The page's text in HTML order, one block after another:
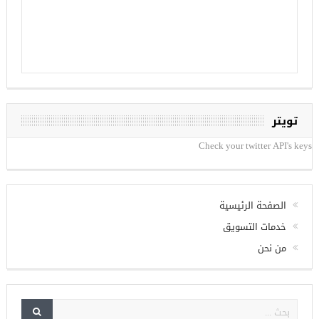
تويتر
Check your twitter API's keys
الصفحة الرئيسية
خدمات التسويق
من نحن